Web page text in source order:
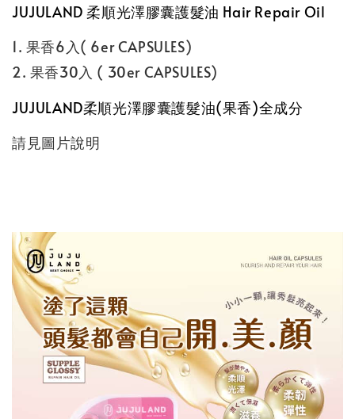
JUJULAND 柔順光澤膠囊護髮油 Hair Repair Oil
1. 果香6入( 6er CAPSULES)
2. 果香30入 ( 30er CAPSULES)
JUJULAND柔順光澤膠囊護髮油(果香)全成分
請見圖片說明